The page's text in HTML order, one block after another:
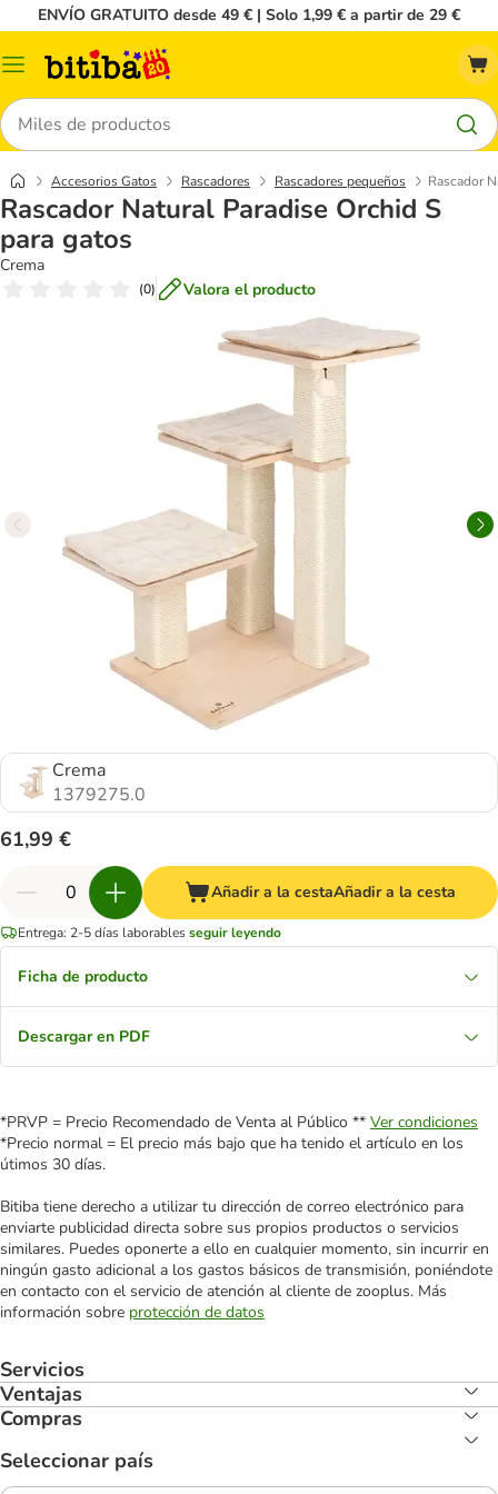
ENVÍO GRATUITO desde 49 € | Solo 1,99 € a partir de 29 €
Menú
Buscar
Accesorios Gatos Rascadores Rascadores pequeños Rascador
Rascador Natural Paradise Orchid S
para gatos
Crema
(0) Valora el producto
Crema
1379275.0
61,99 €
Añadir a la cestaAñadir a la cesta
Entrega: 2-5 días laborablesseguir leyendo
Ficha de producto
Descargar en PDF
*PRVP = Precio Recomendado de Venta al Público ** Ver condiciones
*Precio normal = El precio más bajo que ha tenido el artículo en los
útimos 30 días.
Bitiba tiene derecho a utilizar tu dirección de correo electrónico para
enviarte publicidad directa sobre sus propios productos o servicios
similares. Puedes oponerte a ello en cualquier momento, sin incurrir en
ningún gasto adicional a los gastos básicos de transmisión, poniéndote
en contacto con el servicio de atención al cliente de zooplus. Más
información sobre protección de datos
Servicios
Ventajas
Compras
Seleccionar país